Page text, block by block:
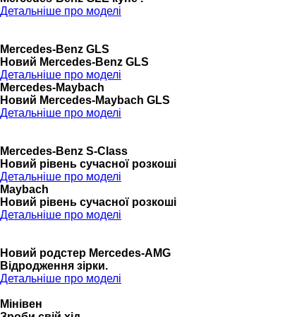
Детальніше про моделі
Mercedes-Benz GLS
Новий Mercedes-Benz GLS
Детальніше про моделі
Mercedes-Maybach
Новий Mercedes-Maybach GLS
Детальніше про моделі
Mercedes-Benz S-Class
Новий рівень сучасної розкоші
Детальніше про моделі
Maybach
Новий рівень сучасної розкоші
Детальніше про моделі
Новий родстер Mercedes-AMG
Відродження зірки.
Детальніше про моделі
Мінівен